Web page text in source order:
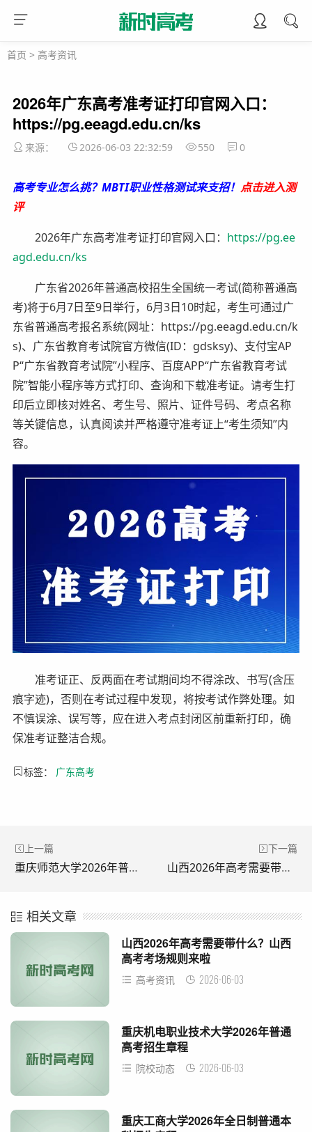
首页 > 高考资讯
2026年广东高考准考证打印官网入口：
https://pg.eeagd.edu.cn/ks
来源： 2026-06-03 22:32:59 550 0
高考专业怎么挑？MBTI职业性格测试来支招！ 点击进入测
评
2026年广东高考准考证打印官网入口： https://pg.ee
agd.edu.cn/ks
广东省2026年普通高校招生全国统一考试(简称普通高
考)将于6月7日至9日举行，6月3日10时起，考生可通过广
东省普通高考报名系统(网址：https://pg.eeagd.edu.cn/k
s)、广东省教育考试院官方微信(ID：gdsksy)、支付宝AP
P“广东省教育考试院”小程序、百度APP“广东省教育考试
院”智能小程序等方式打印、查询和下载准考证。请考生打
印后立即核对姓名、考生号、照片、证件号码、考点名称
等关键信息，认真阅读并严格遵守准考证上“考生须知”内
容。
准考证正、反两面在考试期间均不得涂改、书写(含压
痕字迹)，否则在考试过程中发现，将按考试作弊处理。如
不慎误涂、误写等，应在进入考点封闭区前重新打印，确
保准考证整洁合规。
标签： 广东高考
上一篇
重庆师范大学2026年普通本科招生章程发布
下一篇
山西2026年高考需要带什么？山西高考考场规则来啦
相关文章
山西2026年高考需要带什么？山西
高考考场规则来啦
高考资讯 2026-06-03
重庆机电职业技术大学2026年普通
高考招生章程
院校动态 2026-06-03
重庆工商大学2026年全日制普通本